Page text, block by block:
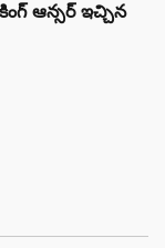
ఆన్సర్ ఇచ్చిన